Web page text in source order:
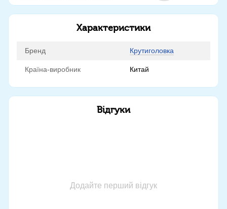
Характеристики
Бренд Крутиголовка
Країна-виробник Китай
Відгуки
Додайте перший відгук